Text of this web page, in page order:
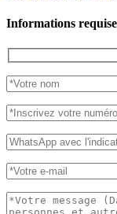
Informations